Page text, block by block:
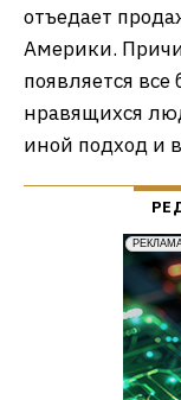
отъедает
Америки.
появляется
нравящихся
иной подход и